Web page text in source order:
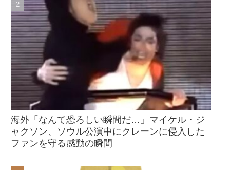
海外「なんて恐ろしい瞬間だ…」マイケル・ジ
ャクソン、ソウル公演中にクレーンに侵入した
ファンを守る感動の瞬間